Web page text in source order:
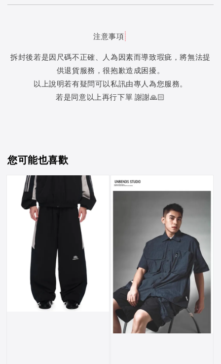
注意事項
拆封後若是因尺碼不正確、人為因素而導致瑕疵，將無法提
供退貨服務，很抱歉造成困擾。
以上說明若有疑問可以私訊由專人為您服務。
若是同意以上再行下單 謝謝🙏🏻
您可能也喜歡